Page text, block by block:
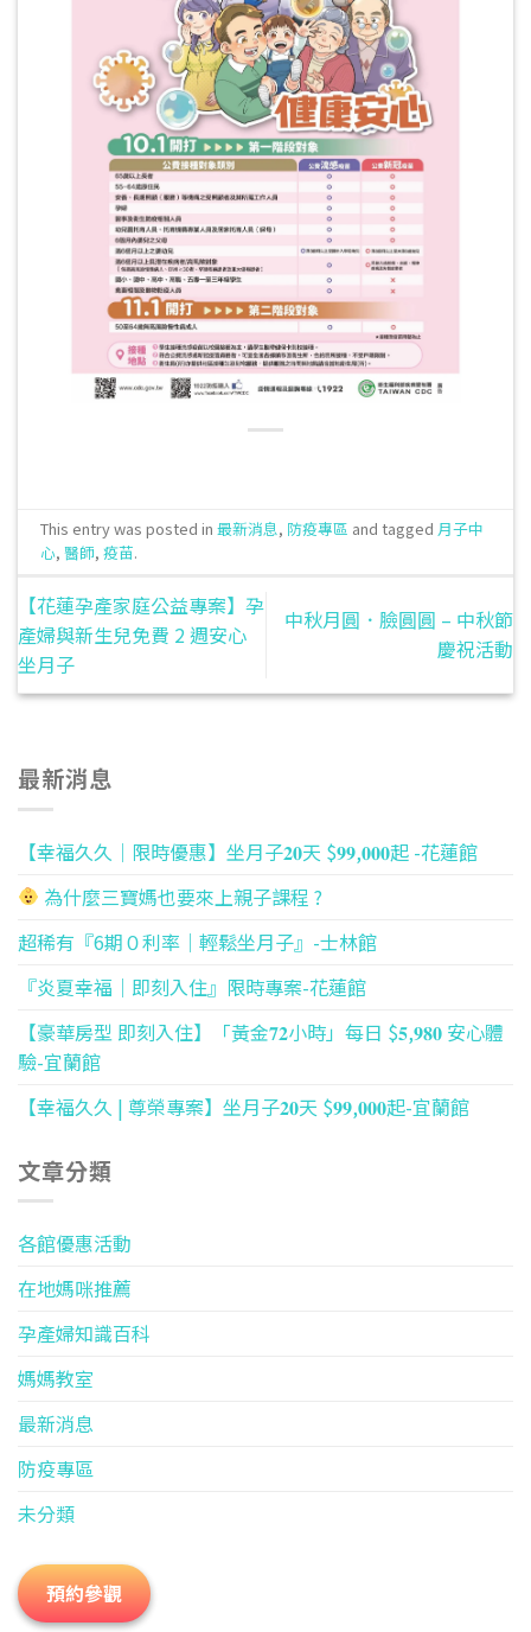
This entry was posted in最新消息, 防疫專區 and tagged 月子中
心,醫師,疫苗.
【花蓮孕產家庭公益專案】孕
產婦與新生兒免費 2 週安心
坐月子
中秋月圓．臉圓圓 – 中秋節
慶祝活動
最新消息
【幸福久久｜限時優惠】坐月子𝟐𝟎天 $𝟗𝟗,𝟎𝟎𝟎起 -花蓮館
為什麼三寶媽也要來上親子課程 ?
超稀有『6期０利率｜輕鬆坐月子』-士林館
『炎夏幸福｜即刻入住』限時專案-花蓮館
【豪華房型 即刻入住】「黃金𝟕𝟐小時」每日 $𝟓,𝟗𝟖𝟎 安心體
驗-宜蘭館
【幸福久久 | 尊榮專案】坐月子𝟐𝟎天 $𝟗𝟗,𝟎𝟎𝟎起-宜蘭館
文章分類
各館優惠活動
在地媽咪推薦
孕產婦知識百科
媽媽教室
最新消息
防疫專區
未分類
預約參觀